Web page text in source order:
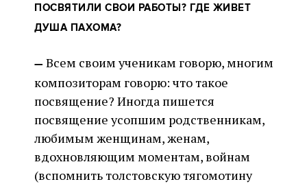
ПОСВЯТИЛИ СВОИ РАБОТЫ? ГДЕ ЖИВЕТ
ДУША ПАХОМА?
— Всем своим ученикам говорю, многим
композиторам говорю: что такое
посвящение? Иногда пишется
посвящение усопшим родственникам,
любимым женщинам, женам,
вдохновляющим моментам, войнам
(вспомнить толстовскую тягомотину